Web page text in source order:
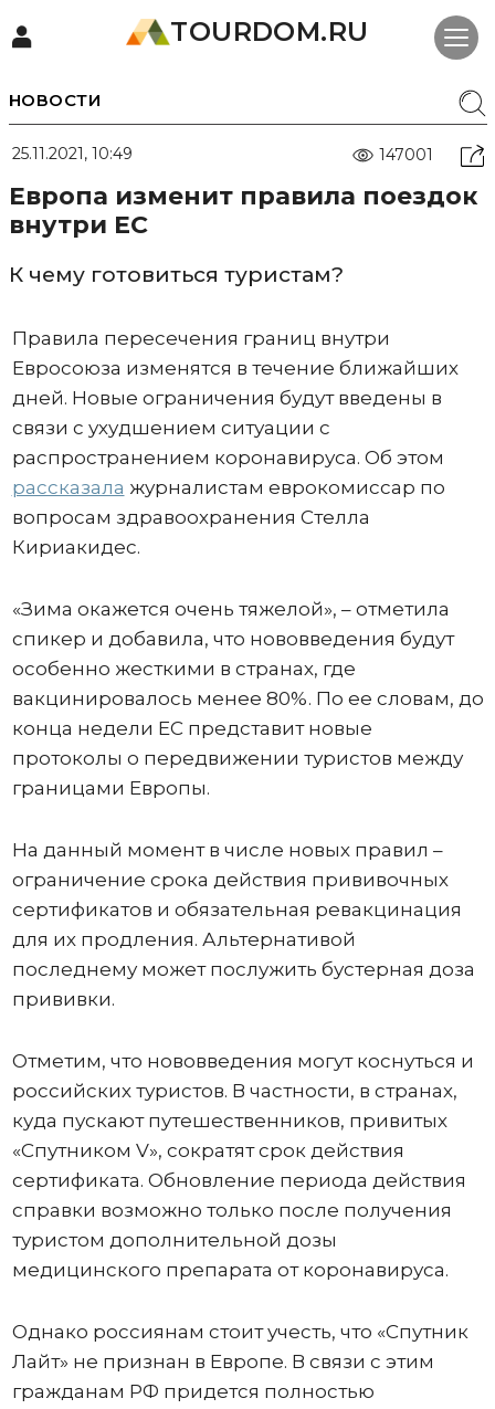
TOURDOM.RU
НОВОСТИ
25.11.2021, 10:49 147001
Европа изменит правила поездок
внутри ЕС
К чему готовиться туристам?
Правила пересечения границ внутри
Евросоюза изменятся в течение ближайших
дней. Новые ограничения будут введены в
связи с ухудшением ситуации с
распространением коронавируса. Об этом
рассказала журналистам еврокомиссар по
вопросам здравоохранения Стелла
Кириакидес.
«Зима окажется очень тяжелой», – отметила
спикер и добавила, что нововведения будут
особенно жесткими в странах, где
вакцинировалось менее 80%. По ее словам, до
конца недели ЕС представит новые
протоколы о передвижении туристов между
границами Европы.
На данный момент в числе новых правил –
ограничение срока действия прививочных
сертификатов и обязательная ревакцинация
для их продления. Альтернативой
последнему может послужить бустерная доза
прививки.
Отметим, что нововведения могут коснуться и
российских туристов. В частности, в странах,
куда пускают путешественников, привитых
«Спутником V», сократят срок действия
сертификата. Обновление периода действия
справки возможно только после получения
туристом дополнительной дозы
медицинского препарата от коронавируса.
Однако россиянам стоит учесть, что «Спутник
Лайт» не признан в Европе. В связи с этим
гражданам РФ придется полностью